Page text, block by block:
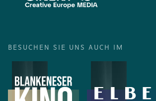
BESUCHEN SIE UNS AUCH IM